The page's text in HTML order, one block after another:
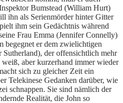
Bumstead (William Hurt)
ihn als Serienmörder hinter Gitter
ihm sein Gedächtnis während
Frau Emma (Jennifer Connelly)
begegnet er dem zwielichtigen
der offensichtlich mehr
aber kurzerhand immer wieder
sich zu gleicher Zeit ein
Telekinese Gedanken darüber, wie
schnappen. Sie sind nämlich der
Realität, die John so